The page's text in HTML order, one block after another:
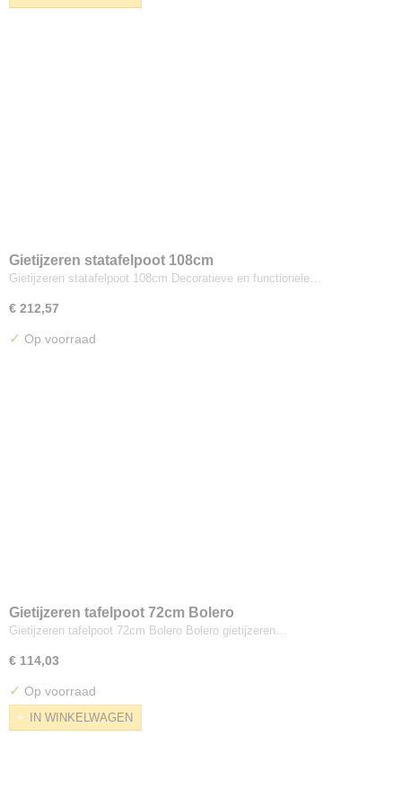
Gietijzeren statafelpoot 108cm
Gietijzeren statafelpoot 108cm Decoratieve en functionele…
€ 212,57
✓ Op voorraad
Gietijzeren tafelpoot 72cm Bolero
Gietijzeren tafelpoot 72cm Bolero Bolero gietijzeren…
€ 114,03
✓ Op voorraad
IN WINKELWAGEN